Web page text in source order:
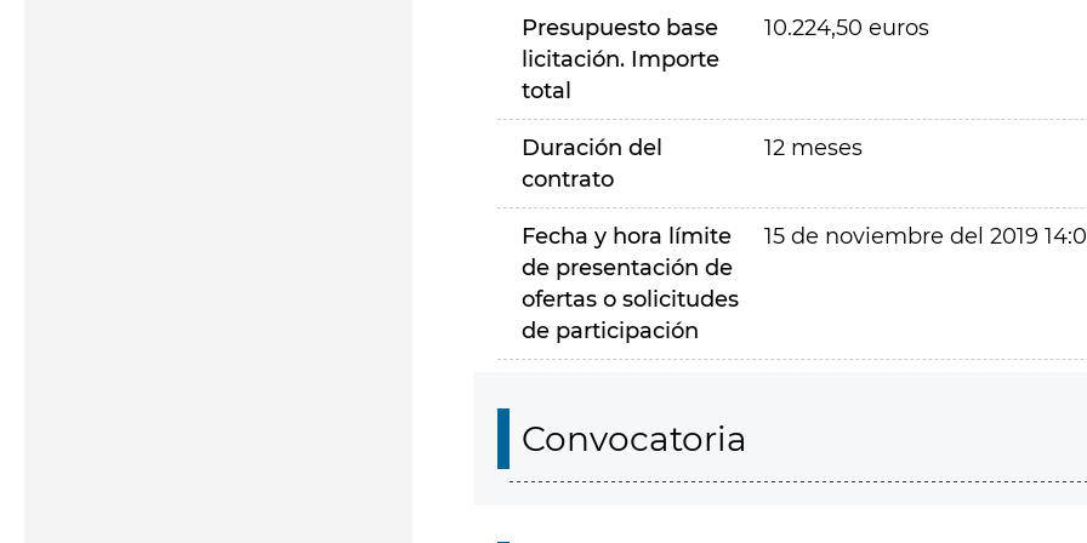
Presupuesto base
licitación. Importe
total
10.224,50 euros
Duración del
contrato
12 meses
Fecha y hora límite
de presentación de
ofertas o solicitudes
de participación
15 de noviembre del 2019
Convocatoria